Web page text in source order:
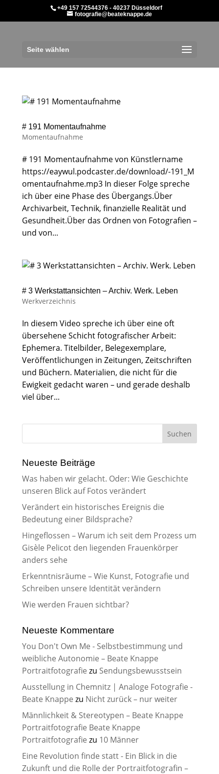
+49 157 72544376 - 40237 Düsseldorf
fotografie@beateknappe.de
Seite wählen
# 191 Momentaufnahme
Momentaufnahme
# 191 Momentaufnahme von Künstlername
https://eaywul.podcaster.de/download/-191_M
omentaufnahme.mp3 In dieser Folge spreche
ich über eine Phase des Übergangs.Über
Archivarbeit, Technik, finanzielle Realität und
Gesundheit.Über das Ordnen von Fotografien –
und von...
# 3 Werkstattansichten – Archiv. Werk. Leben
Werkverzeichnis
In diesem Video spreche ich über eine oft
übersehene Schicht fotografischer Arbeit:
Ephemera. Titelbilder, Belegexemplare,
Veröffentlichungen in Zeitungen, Zeitschriften
und Büchern. Materialien, die nicht für die
Ewigkeit gedacht waren – und gerade deshalb
viel über...
Neueste Beiträge
Was haben wir gelacht. Oder: Wie Geschichte
unseren Blick auf Fotos verändert
Verändert ein historisches Ereignis die
Bedeutung einer Bildsprache?
Hingeflossen – Warum ich seit dem Prozess um
Gisèle Pelicot den liegenden Frauenkörper
anders sehe
Erkenntnisräume – Wie Kunst, Fotografie und
Schreiben unsere Identität verändern
Wie werden Frauen sichtbar?
Neueste Kommentare
You Don't Own Me - Selbstbestimmung und
weibliche Autonomie – Beate Knappe
Portraitfotografie zu Sendungsbewusstsein
Ausstellung in Chemnitz | Analoge Fotografie -
Beate Knappe zu Nicht zurück – nur weiter
Männlichkeit & Stereotypen – Beate Knappe
Portraitfotografie Beate Knappe
Portraitfotografie zu 10 Männer
Eine Revolution finde statt - Ein Blick in die
Zukunft und die Rolle der Portraitfotografin –